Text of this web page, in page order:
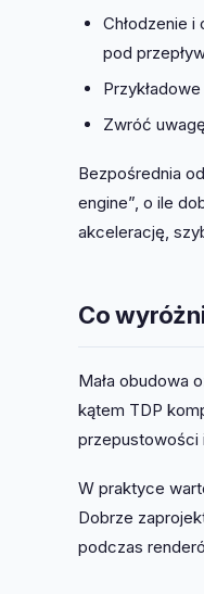
Chłodzenie
pod
Zwróć
Bezpośrednia
engine”, o ile
akcelerację,
Co
Mała obudowa
kątem TDP
przepustowości
W praktyce
Dobrze
podczas